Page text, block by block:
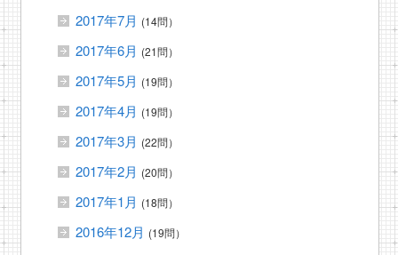
2017年7月 (14問）
2017年6月 (21問）
2017年5月 (19問）
2017年4月 (19問）
2017年3月 (22問）
2017年2月 (20問）
2017年1月 (18問）
2016年12月 (19問）